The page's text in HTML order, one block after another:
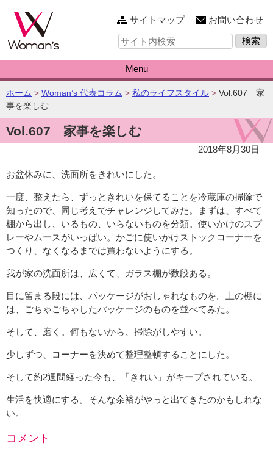
このページの本文へ
サイトマップ
お問い合わせ
サ
イ
内
検
索:
Menu
こ
の
ペ
ー
ジ
位
置:
ホーム > Woman’s 代表コラム > 私のライフスタイル > Vol.607 家
事を楽しむ
Vol.607 家事を楽しむ
2018年8月30日
お盆休みに、洗面所をきれいにした。
一度、整えたら、ずっときれいを保てることを冷蔵庫の掃除で
知ったので、同じ考えでチャレンジしてみた。まずは、すべて
棚から出し、いるもの、いらないものを分類。使いかけのスプ
レーやムースがいっぱい。かごに使いかけストックコーナーを
つくり、なくなるまでは買わないようにする。
我が家の洗面所は、広くて、ガラス棚が数段ある。
目に留まる段には、パッケージがおしゃれなものを。上の棚に
は、ごちゃごちゃしたパッケージのものを並べてみた。
そして、磨く。何もないから、掃除がしやすい。
少しずつ、コーナーを決めて整理整頓することにした。
そして約2週間経った今も、「きれい」がキープされている。
生活を快適にする。そんな余裕がやっと出てきたのかもしれな
い。
コメント